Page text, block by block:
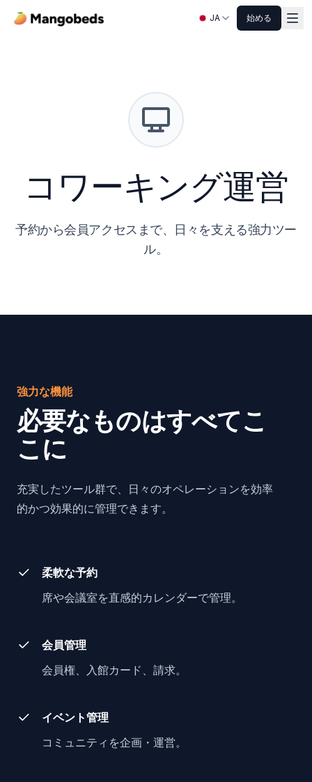
JA 始める
コワーキング運営
予約から会員アクセスまで、日々を支える強力ツー
ル。
強力な機能
必要なものはすべてこ
こに
充実したツール群で、日々のオペレーションを効率
的かつ効果的に管理できます。
柔軟な予約
席や会議室を直感的カレンダーで管理。
会員管理
会員権、入館カード、請求。
イベント管理
コミュニティを企画・運営。